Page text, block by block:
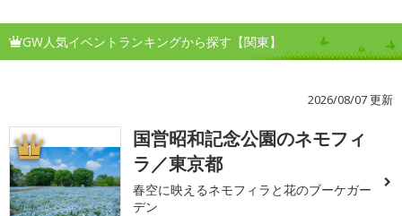
GW人気イベントランキングから探す【関東】
2026/08/07 更新
1
国営昭和記念公園のネモフィ
ラ／東京都
春空に映えるネモフィラと花のブーケガー
デン